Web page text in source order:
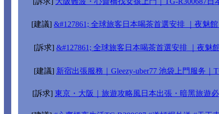
[建議] &#127861; 全球旅客日本喝茶首選安排 ｜夜魅館
[訴求] &#127861; 全球旅客日本喝茶首選安排 ｜夜魅
[建議] 新宿出張服務｜Gleezy-uber77 池袋上門服务｜
[訴求] 東京・大阪｜旅遊攻略風日本出張・暗黑旅遊